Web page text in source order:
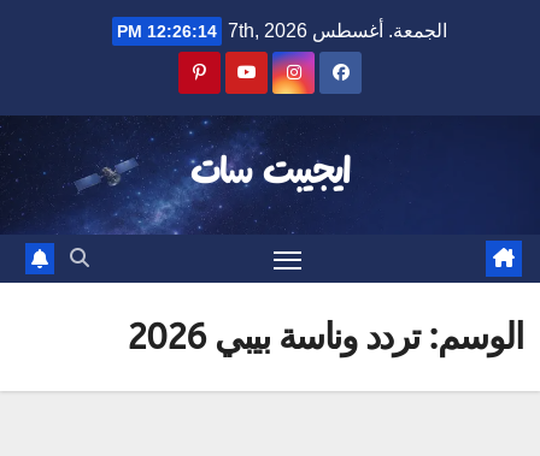
الجمعة. أغسطس 7th, 2026 12:26:14 PM
ايجيبت سات
الوسم:تردد وناسة بيبي 2026